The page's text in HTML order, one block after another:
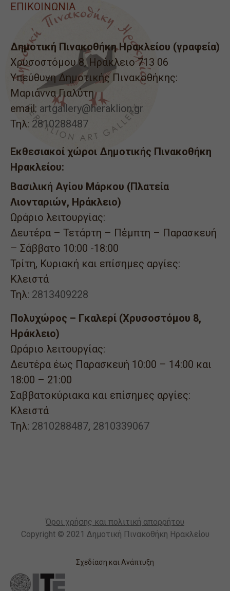
ΕΠΙΚΟΙΝΩΝΙΑ
Δημοτική Πινακοθήκη Ηρακλείου (γραφεία)
Χρυσοστόμου 8, Ηράκλειο 713 06
Υπεύθυνη Δημοτικής Πινακοθήκης:
Μαριάννα Γιαλύτη
email: artgallery@heraklion.gr
Τηλ: 2810288487
Εκθεσιακοί χώροι Δημοτικής Πινακοθήκη
Ηρακλείου:
Βασιλική Αγίου Μάρκου (Πλατεία
Λιονταριών, Ηράκλειο)
Ωράριο λειτουργίας:
Δευτέρα – Τετάρτη – Πέμπτη – Παρασκευή
– Σάββατο 10:00 -18:00
Τρίτη, Κυριακή και επίσημες αργίες:
Κλειστά
Τηλ: 2813409228
Πολυχώρος – Γκαλερί (Χρυσοστόμου 8,
Ηράκλειο)
Ωράριο λειτουργίας:
Δευτέρα έως Παρασκευή 10:00 – 14:00 και
18:00 – 21:00
Σαββατοκύριακα και επίσημες αργίες:
Κλειστά
Τηλ: 2810288487, 2810339067
Όροι χρήσης και πολιτική απορρήτου
Copyright © 2021 Δημοτική Πινακοθήκη Ηρακλείου
Σχεδίαση και Ανάπτυξη